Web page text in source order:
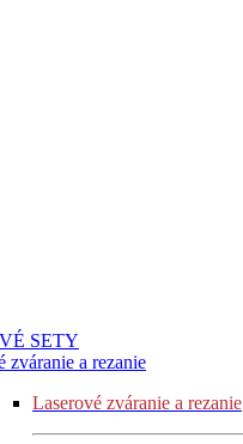
SETY
zváranie a rezanie
Laserové zváranie a rezanie